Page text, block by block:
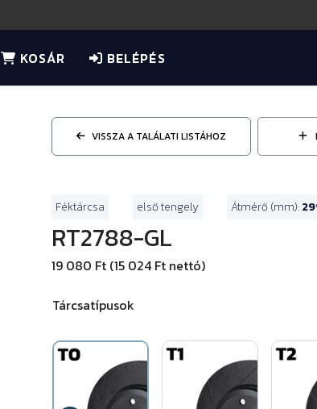
KOSÁR BELÉPÉS
VISSZA A TALÁLATI LISTÁHOZ
Féktárcsa első tengely Átmérő (mm):
RT2788-GL
19 080 Ft (15 024 Ft nettó)
Tárcsatípusok